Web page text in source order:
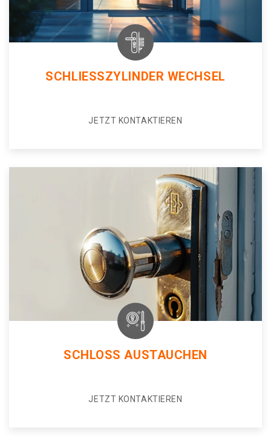
SCHLIESSZYLINDER WECHSEL
JETZT KONTAKTIEREN
SCHLOSS AUSTAUCHEN
JETZT KONTAKTIEREN